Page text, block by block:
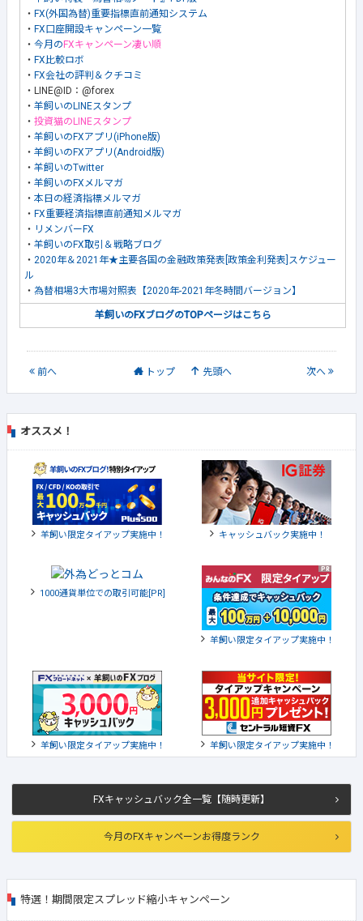
・ FX(外国為替)重要指標直前通知システム
・ FX口座開設キャンペーン一覧
・ 今月の FXキャンペーン凄い順
・ FX比較ロボ
・ FX会社の評判＆クチコミ
・LINE@ID：@forex
・ 羊飼いのLINEスタンプ
・ 投資猫のLINEスタンプ
・ 羊飼いのFXアプリ(iPhone版)
・ 羊飼いのFXアプリ(Android版)
・ 羊飼いのTwitter
・ 羊飼いのFXメルマガ
・ 本日の経済指標メルマガ
・ FX重要経済指標直前通知メルマガ
・ リメンバーFX
・ 羊飼いのFX取引＆戦略ブログ
・ 2020年＆2021年★主要各国の金融政策発表[政策金利発表]スケジュー
ル
・ 為替相場3大市場対照表【2020年-2021年冬時間バージョン】
羊飼いのFXブログのTOPページはこちら
前へ トップ 先頭へ 次へ
FXキャッシュバック全一覧【随時更新】
今月のFXキャンペーンお得度ランク
特選！期間限定スプレッド縮小キャンペーン
オススメ！
羊飼い限定タイアップ実施中！ キャッシュバック実施中！
1000通貨単位での取引可能[PR]
羊飼い限定タイアップ実施中！
羊飼い限定タイアップ実施中！ 羊飼い限定タイアップ実施中！